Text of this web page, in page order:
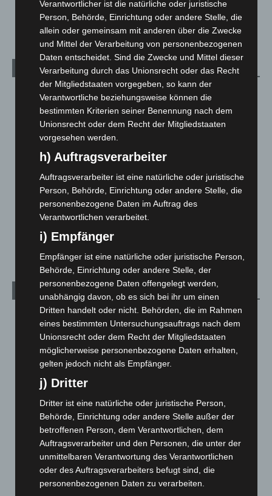
Anklage nach Abschaltung von „Archetyp Market“ erhoben
3. August 2026
Kategorien
Blaulicht
Corona-News
Hannover und Region
Leserbriefe
Menschen
Über uns
Veranstaltungen
Archiv
August 2026(12)
Juli 2026(73)
Juni 2026(139)
Mai 2026
(99)
April 2026(99)
März 2026 (115)
Februar 2026(109)
Januar 2026(122)
Dezember 2025(103)
November 2025(114)
Verantwortlicher ist die natürliche oder juristische
Person, Behörde, Einrichtung oder andere Stelle, die
allein oder gemeinsam mit anderen über die Zwecke
und Mittel der Verarbeitung von personenbezogenen
Daten entscheidet. Sind die Zwecke und Mittel dieser
Verarbeitung durch das Unionsrecht oder das Recht
der Mitgliedstaaten vorgegeben, so kann der
Verantwortliche beziehungsweise können die
bestimmten Kriterien seiner Benennung nach dem
Unionsrecht oder dem Recht der Mitgliedstaaten
vorgesehen werden.
h) Auftragsverarbeiter
Auftragsverarbeiter ist eine natürliche oder juristische
Person, Behörde, Einrichtung oder andere Stelle, die
personenbezogene Daten im Auftrag des
Verantwortlichen verarbeitet.
i) Empfänger
Empfänger ist eine natürliche oder juristische Person,
Behörde, Einrichtung oder andere Stelle, der
personenbezogene Daten offengelegt werden,
unabhängig davon, ob es sich bei ihr um einen
Dritten handelt oder nicht. Behörden, die im Rahmen
eines bestimmten Untersuchungsauftrags nach dem
Unionsrecht oder dem Recht der Mitgliedstaaten
möglicherweise personenbezogene Daten erhalten,
gelten jedoch nicht als Empfänger.
j) Dritter
Dritter ist eine natürliche oder juristische Person,
Behörde, Einrichtung oder andere Stelle außer der
betroffenen Person, dem Verantwortlichen, dem
Auftragsverarbeiter und den Personen, die unter der
unmittelbaren Verantwortung des Verantwortlichen
oder des Auftragsverarbeiters befugt sind, die
personenbezogenen Daten zu verarbeiten.